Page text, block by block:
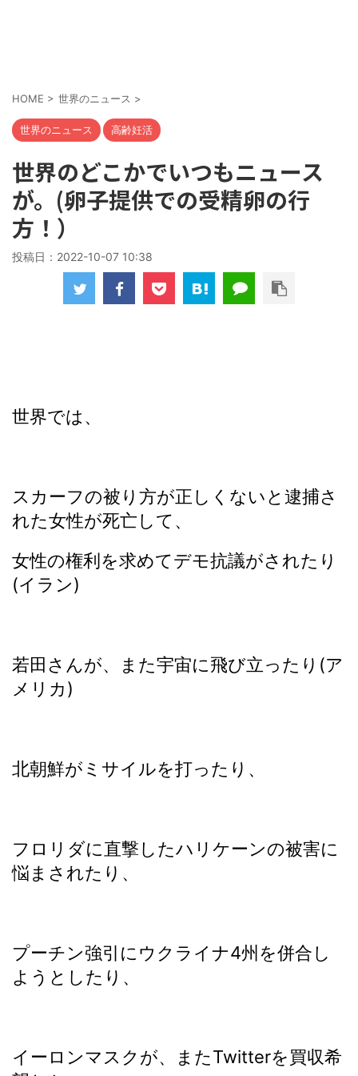
HOME > 世界のニュース >
世界のニュース 高齢妊活
世界のどこかでいつもニュース
が。(卵子提供での受精卵の行
方！）
投稿日： 2022-10-07 10:38
世界では、
スカーフの被り方が正しくないと逮捕さ
れた女性が死亡して、
女性の権利を求めてデモ抗議がされたり
(イラン)
若田さんが、また宇宙に飛び立ったり(ア
メリカ)
北朝鮮がミサイルを打ったり、
フロリダに直撃したハリケーンの被害に
悩まされたり、
プーチン強引にウクライナ4州を併合し
ようとしたり、
イーロンマスクが、またTwitterを買収希